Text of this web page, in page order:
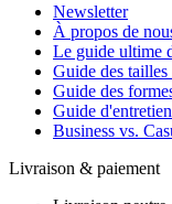
Newsletter
À propos de
Le guide ultime
Guide des tailles
Guide des
Guide
Business vs.
Livraison & paiement